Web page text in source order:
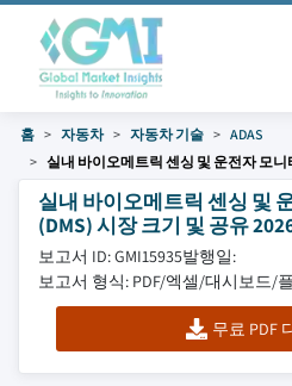
홈 자동차 자동차 기술
ADAS
실내 바이오메트릭 센싱 및 운전자 모니
실내 바이오메트릭 센싱 및
(DMS) 시장 크기 및 공유
보고서 ID: GMI15935발행일:
보고서 형식: PDF/엑셀/대시보드/
무료 PDF